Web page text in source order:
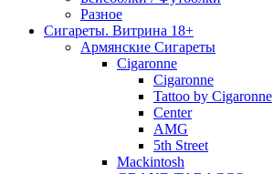
Разное
Сигареты. Витрина 18+
Армянские Сигареты
Cigaronne
Cigaronne
Tattoo by Cigaronne
Center
AMG
5th Street
Mackintosh